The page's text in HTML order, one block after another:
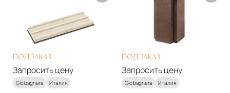
Подробнее
Запросить цену Запросить цену
ПОД ЗАКАЗ
Запросить цену
Giobagnara Италия
ПОД ЗАКАЗ
Запросить цену
Giobagnara Италия